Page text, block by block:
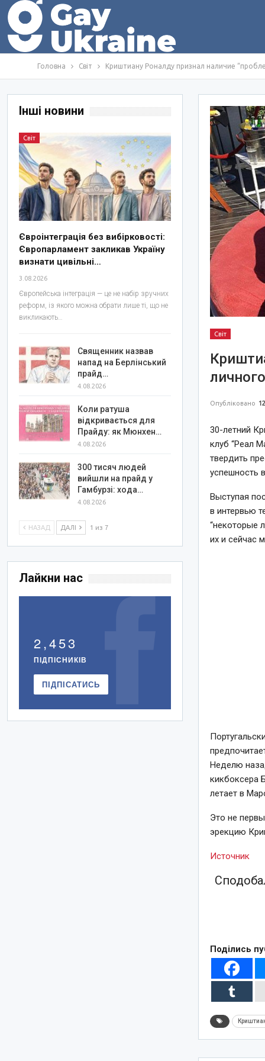
Головна Світ Криштиану Роналду признал наличие
Світ
Опубліковано
30-летний
клуб “Реал
твердить
успешность
Выступая
в интервью
“некоторые
их и сейчас
Неделю
кикбоксера
летает в
Это не
эрекцию
Источник
Поділись
Інші новини
Світ
Євроінтеграція без вибірковості:
Європарламент закликав Україну
визнати цивільні…
3.08.2026
Європейська інтеграція — це не набір зручних
реформ, із якого можна обрати лише ті, що не
викликають…
Священник назвав
напад на Берлінський
прайд…
4.08.2026
Коли ратуша
відкривається для
Прайду: як Мюнхен…
4.08.2026
300 тисяч людей
вийшли на прайд у
Гамбурзі: хода…
4.08.2026
НАЗАД ДАЛІ 1 из 7
Лайкни нас
2,453
ПІДПІСНИКІВ
ПІДПІСАТИСЬ